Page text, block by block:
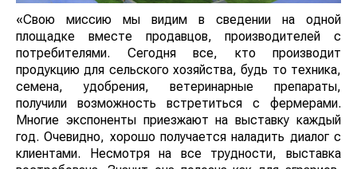
«Свою миссию мы видим в сведении на одной
площадке вместе продавцов, производителей с
потребителями. Сегодня все, кто производит
продукцию для сельского хозяйства, будь то техника,
семена, удобрения, ветеринарные препараты,
получили возможность встретиться с фермерами.
Многие экспоненты приезжают на выставку каждый
год. Очевидно, хорошо получается наладить диалог с
клиентами. Несмотря на все трудности, выставка